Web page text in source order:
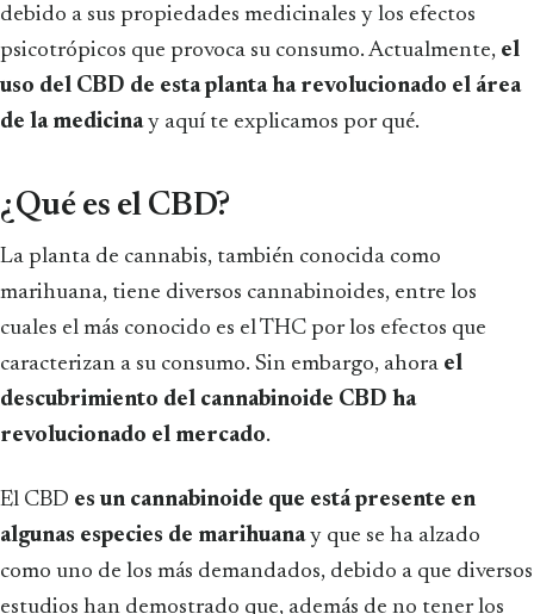
debido a sus propiedades medicinales y los efectos
psicotrópicos que provoca su consumo. Actualmente, el
uso del CBD de esta planta ha revolucionado el área
de la medicinay aquí te explicamos por qué.
¿Qué es el CBD?
La planta de cannabis, también conocida como
marihuana, tiene diversos cannabinoides, entre los
cuales el más conocido es el THC por los efectos que
caracterizan a su consumo. Sin embargo, ahora el
descubrimiento del cannabinoide CBD ha
revolucionado el mercado.
El CBD es un cannabinoide que está presente en
algunas especies de marihuanay que se ha alzado
como uno de los más demandados, debido a que diversos
estudios han demostrado que, además de no tener los